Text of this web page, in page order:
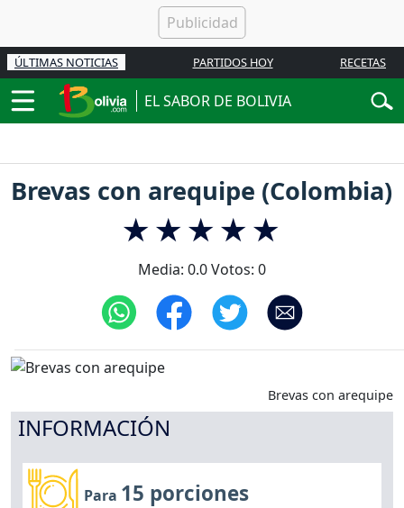
ÚLTIMAS NOTICIAS PARTIDOS HOY RECETAS
EL SABOR DE BOLIVIA
Brevas con arequipe (Colombia)
Media: 0.0Votos: 0
Brevas con arequipe
INFORMACIÓN
Para 15 porciones